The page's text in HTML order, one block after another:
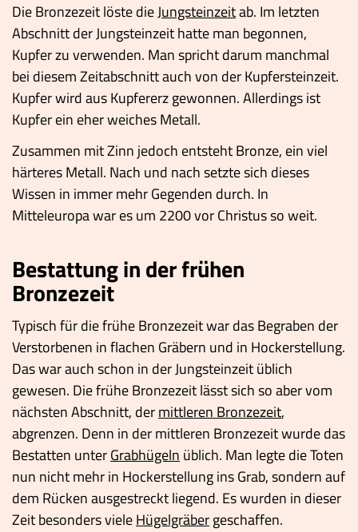
Die Bronzezeit löste dieJungsteinzeitab. Im letzten
Abschnitt der Jungsteinzeit hatte man begonnen,
Kupfer zu verwenden. Man spricht darum manchmal
bei diesem Zeitabschnitt auch von der Kupfersteinzeit.
Kupfer wird aus Kupfererz gewonnen. Allerdings ist
Kupfer ein eher weiches Metall.
Zusammen mit Zinn jedoch entsteht Bronze, ein viel
härteres Metall. Nach und nach setzte sich dieses
Wissen in immer mehr Gegenden durch. In
Mitteleuropa war es um 2200 vor Christus so weit.
Bestattung in der frühen
Bronzezeit
Typisch für die frühe Bronzezeit war das Begraben der
Verstorbenen in flachen Gräbern und in Hockerstellung.
Das war auch schon in der Jungsteinzeit üblich
gewesen. Die frühe Bronzezeit lässt sich so aber vom
nächsten Abschnitt, dermittleren Bronzezeit,
abgrenzen. Denn in der mittleren Bronzezeit wurde das
Bestatten unterGrabhügeln üblich. Man legte die Toten
nun nicht mehr in Hockerstellung ins Grab, sondern auf
dem Rücken ausgestreckt liegend. Es wurden in dieser
Zeit besonders vieleHügelgräbergeschaffen.